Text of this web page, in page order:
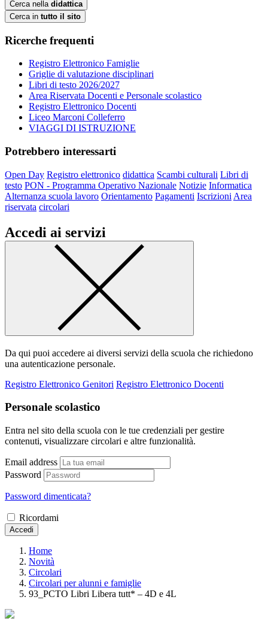
Cerca nella didattica
Cerca in tutto il sito
Ricerche frequenti
Registro Elettronico Famiglie
Griglie di valutazione disciplinari
Libri di testo 2026/2027
Area Riservata Docenti e Personale scolastico
Registro Elettronico Docenti
Liceo Marconi Colleferro
VIAGGI DI ISTRUZIONE
Potrebbero interessarti
Open Day Registro elettronico didattica Scambi culturali Libri di
testo PON - Programma Operativo Nazionale Notizie Informatica
Alternanza scuola lavoro Orientamento Pagamenti Iscrizioni Area
riservata circolari
Accedi ai servizi
Da qui puoi accedere ai diversi servizi della scuola che richiedono
una autenticazione personale.
Registro Elettronico Genitori Registro Elettronico Docenti
Personale scolastico
Entra nel sito della scuola con le tue credenziali per gestire
contenuti, visualizzare circolari e altre funzionalità.
Email address
Password
Password dimenticata?
Ricordami
Accedi
Home
Novità
Circolari
Circolari per alunni e famiglie
93_PCTO Libri Libera tutt* – 4D e 4L